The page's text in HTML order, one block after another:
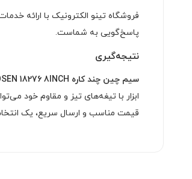
فروشگاه تینو الکترونیک با ارائه
پاسخ‌گویی به شماست.
نتیجه‌گیری
سیم چین چند کاره TUOSEN 18276 8INCH
ابزار با تیغه‌های تیز و مقاوم خود
قیمت مناسب و ارسال سریع، یک